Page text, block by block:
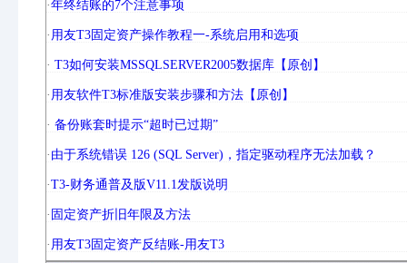
·年终结账的7个注意事项
· 用友T3固定资产操作教程一-系统启用和选项
· T3如何安装MSSQLSERVER2005数据库【原创】
· 用友软件T3标准版安装步骤和方法【原创】
· 备份账套时提示“超时已过期”
· 由于系统错误 126 (SQL Server)，指定驱动程序无法加载？
·T3-财务通普及版V11.1发版说明
· 固定资产折旧年限及方法
· 用友T3固定资产反结账-用友T3